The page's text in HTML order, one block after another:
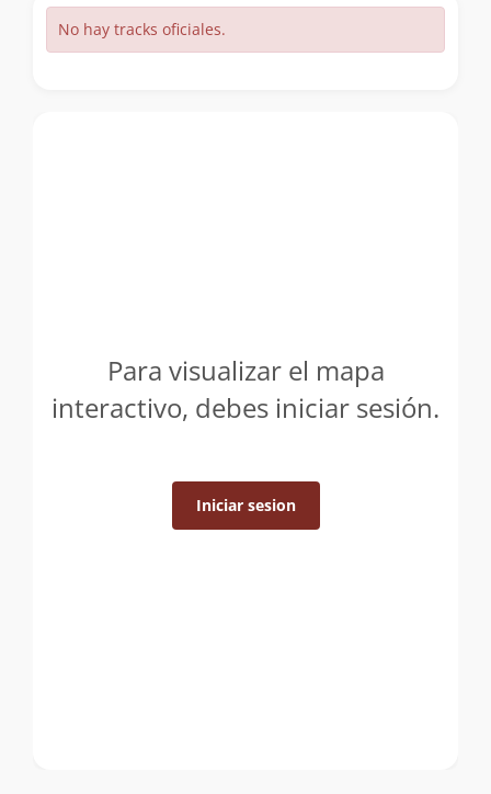
No hay tracks oficiales.
Para visualizar el mapa
interactivo, debes iniciar sesión.
Iniciar sesion